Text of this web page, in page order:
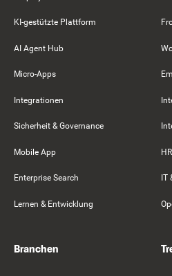
KI-gestützte Plattform
AI Agent Hub
Micro-Apps
Integrationen
Sicherheit & Governance
Mobile App
Enterprise Search
Lernen & Entwicklung
IT
Branchen